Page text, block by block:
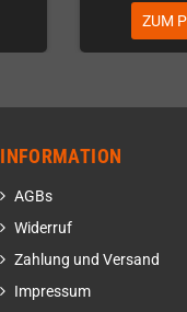
ZUM
INFORMATION
AGBs
Widerruf
Zahlung und Versand
Impressum